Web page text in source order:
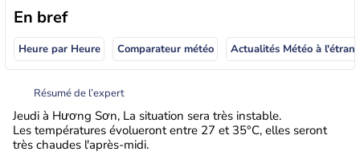
En bref
Heure par Heure Comparateur météo
Résumé de l’expert
Jeudi à Hương Sơn, La situation sera très instable.
Les températures évolueront entre 27 et 35°C, elles seront
très chaudes l'après-midi.